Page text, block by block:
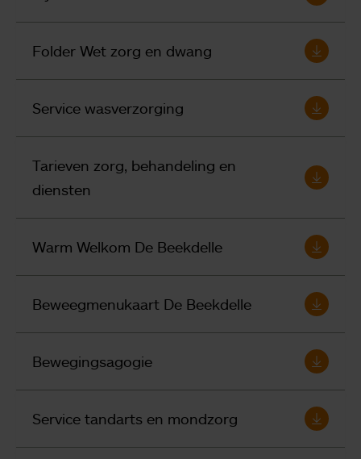
Folder Wet zorg en dwang
Service wasverzorging
Tarieven zorg, behandeling en
diensten
Warm Welkom De Beekdelle
Beweegmenukaart De Beekdelle
Bewegingsagogie
Service tandarts en mondzorg